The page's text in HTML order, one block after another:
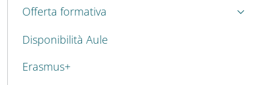
MAIN NAVIGATION
Offerta formativa
Disponibilità Aule
Erasmus+